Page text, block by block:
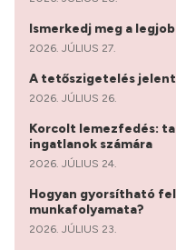
Ismerkedj meg a
2026. JÚLIUS 27.
A tetőszigetelés
2026. JÚLIUS 26.
Korcolt lemezfedés:
ingatlanok számára
2026. JÚLIUS 24.
Hogyan gyorsítható
munkafolyamata?
2026. JÚLIUS 23.